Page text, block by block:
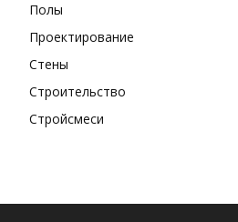
Полы
Проектирование
Стены
Строительство
Стройсмеси